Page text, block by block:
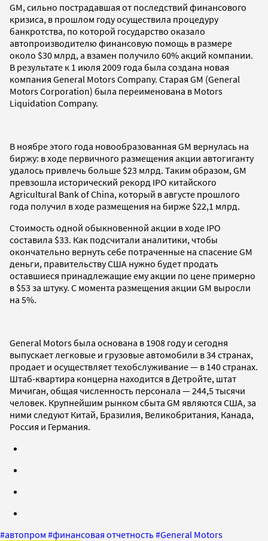
GM, сильно пострадавшая от последствий финансового
кризиса, в прошлом году осуществила процедуру
банкротства, по которой государство оказало
автопроизводителю финансовую помощь в размере
около $30 млрд, а взамен получило 60% акций компании.
В результате к 1 июля 2009 года была создана новая
компания General Motors Company. Старая GM (General
Motors Corporation) была переименована в Motors
Liquidation Company.
В ноябре этого года новообразованная GM вернулась на
биржу: в ходе первичного размещения акции автогиганту
удалось привлечь больше $23 млрд. Таким образом, GM
превзошла исторический рекорд IPO китайского
Agricultural Bank of China, который в августе прошлого
года получил в ходе размещения на бирже $22,1 млрд.
Стоимость одной обыкновенной акции в ходе IPO
составила $33. Как подсчитали аналитики, чтобы
окончательно вернуть себе потраченные на спасение GM
деньги, правительству США нужно будет продать
оставшиеся принадлежащие ему акции по цене примерно
в $53 за штуку. С момента размещения акции GM выросли
на 5%.
General Motors была основана в 1908 году и сегодня
выпускает легковые и грузовые автомобили в 34 странах,
продает и осуществляет техобслуживание — в 140 странах.
Штаб-квартира концерна находится в Детройте, штат
Мичиган, общая численность персонала — 244,5 тысячи
человек. Крупнейшим рынком сбыта GM являются США, за
ними следуют Китай, Бразилия, Великобритания, Канада,
Россия и Германия.
#автопром #финансовая отчетность#General Motors